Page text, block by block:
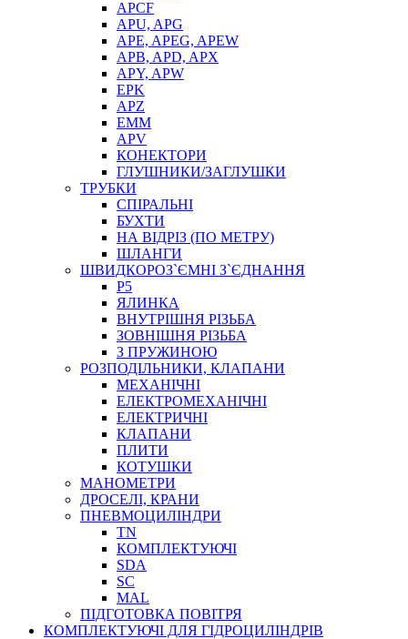
APCF
APU, APG
APE, APEG, APEW
APB, APD, APX
APY, APW
EPK
APZ
EMM
APV
КОНЕКТОРИ
ГЛУШНИКИ/ЗАГЛУШКИ
ТРУБКИ
СПІРАЛЬНІ
БУХТИ
НА ВІДРІЗ (ПО МЕТРУ)
ШЛАНГИ
ШВИДКОРОЗ`ЄМНІ З`ЄДНАННЯ
P5
ЯЛИНКА
ВНУТРІШНЯ РІЗЬБА
ЗОВНІШНЯ РІЗЬБА
З ПРУЖИНОЮ
РОЗПОДІЛЬНИКИ, КЛАПАНИ
МЕХАНІЧНІ
ЕЛЕКТРОМЕХАНІЧНІ
ЕЛЕКТРИЧНІ
КЛАПАНИ
ПЛИТИ
КОТУШКИ
МАНОМЕТРИ
ДРОСЕЛІ, КРАНИ
ПНЕВМОЦИЛІНДРИ
TN
КОМПЛЕКТУЮЧІ
SDA
SC
MAL
ПІДГОТОВКА ПОВІТРЯ
КОМПЛЕКТУЮЧІ ДЛЯ ГІДРОЦИЛІНДРІВ